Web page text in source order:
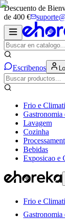
Descuento de
de 400 €
Escribenos
Frio e
Gastronomia
Lavagem
Cozinha
Bebidas
Exposicao e
Frio e
Gastronomia